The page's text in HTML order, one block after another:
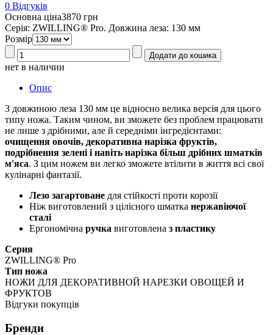
0 Відгуків
Основна ціна3870 грн
Серія: ZWILLING® Pro. Довжина леза: 130 мм
Розмір
нет в наличии
Опис
З довжиною леза 130 мм це відносно велика версія для цього
типу ножа. Таким чином, ви зможете без проблем працювати
не лише з дрібними, але й середніми інгредієнтами:
очищення овочів, декоративна нарізка фруктів,
подрібнення зелені і навіть нарізка більш дрібних шматків
м'яса. З цим ножем ви легко зможете втілити в життя всі свої
кулінарні фантазії.
Лезо загартоване для стійкості проти корозії
Ніж виготовлений з цілісного шматка нержавіючої
сталі
Ергономічна ручка виготовлена з пластику
Серия
ZWILLING® Pro
Тип ножа
НОЖИ ДЛЯ ДЕКОРАТИВНОЙ НАРЕЗКИ ОВОЩЕЙ И
ФРУКТОВ
Відгуки покупців
Бренди